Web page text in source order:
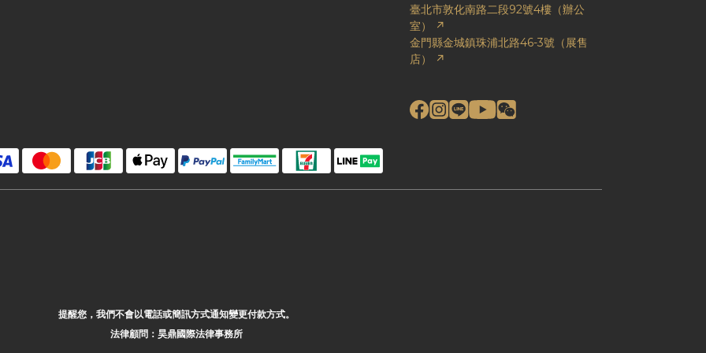
臺北市敦化南路二段92號4樓（辦公
室） ↗
金門縣金城鎮珠浦北路46-3號（展售
店） ↗
提醒您，我們不會以電話或簡訊方式通知變更付款方式。
法律顧問：昊鼎國際法律事務所